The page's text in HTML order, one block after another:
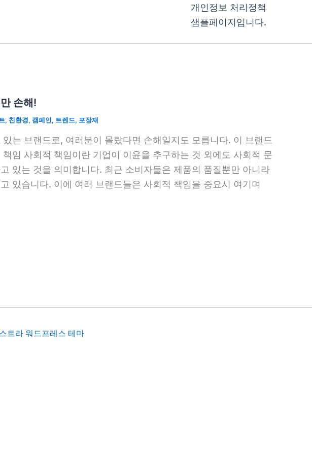
개인정보 처리정책
샘플페이지입니다.
손해!
, 친환경, 캠페인, 트렌드, 포장재
는 브랜드로, 여러분이 몰랐다면 손해일지도 모릅니다. 이 브랜드
임 사회적 책임이란 기업이 이윤을 추구하는 것 외에도 사회적 문
있는 것을 의미합니다. 최근 소비자들은 제품의 품질뿐만 아니라
있습니다. 이에 여러 브랜드들은 사회적 책임을 중요시 여기며
트라 워드프레스 테마